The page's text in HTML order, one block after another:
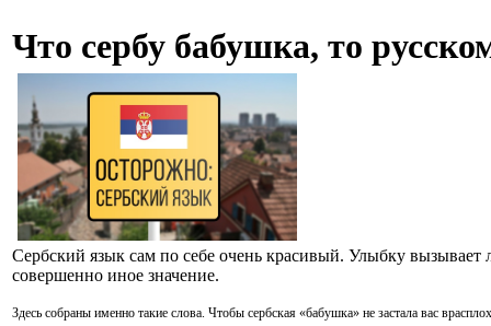
Что сербу бабушка, то
Сербский язык сам по себе очень красивый. Улыбку
совершенно иное значение.
Здесь собраны именно такие слова. Чтобы сербская «бабушка» не застала вас